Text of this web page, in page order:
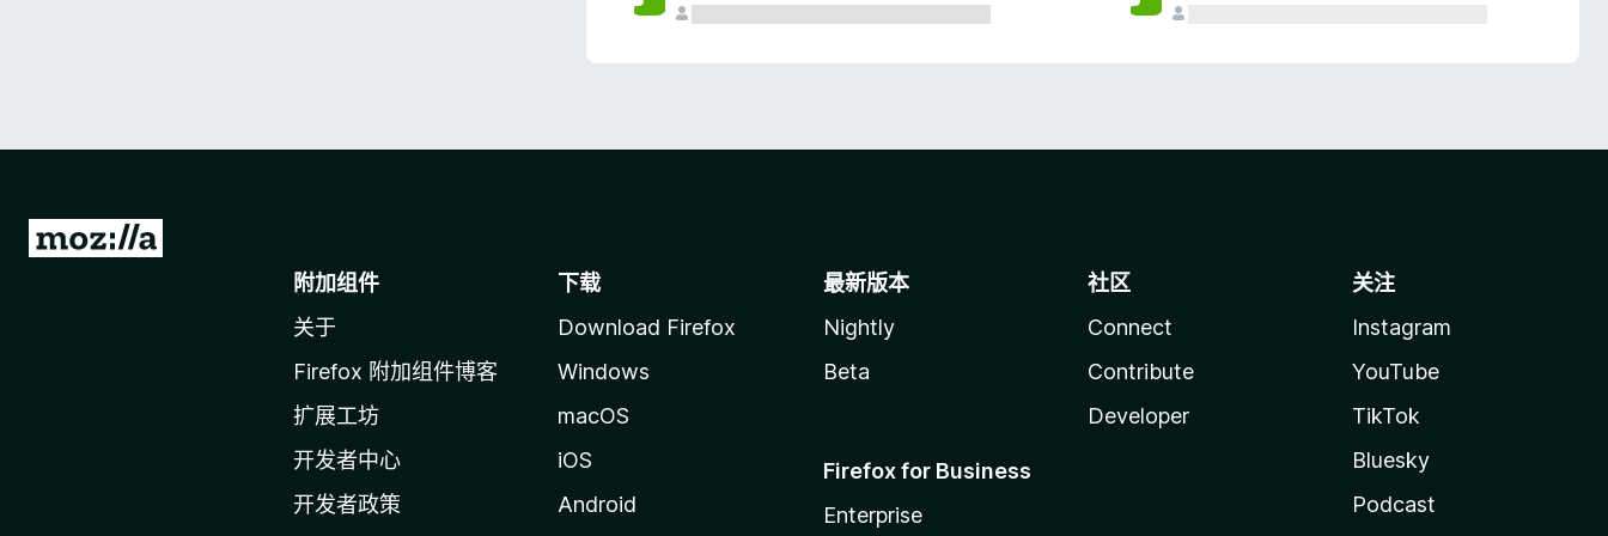
转
附加组件
关于
Firefox 附加组件博客
扩展工坊
开发者中心
开发者政策
下载
Download Firefox
Windows
macOS
iOS
Android
最新版本
Nightly
Beta
Firefox for Business
Enterprise
社区
Connect
Contribute
Developer
关注
Instagram
YouTube
TikTok
Bluesky
Podcast